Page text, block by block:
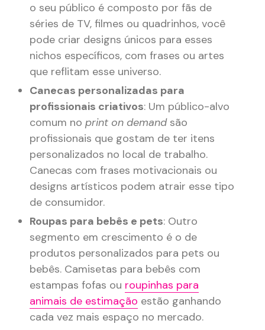
o seu público é composto por fãs de
séries de TV, filmes ou quadrinhos, você
pode criar designs únicos para esses
nichos específicos, com frases ou artes
que reflitam esse universo​.
Canecas personalizadas para
profissionais criativos: Um público-alvo
comum no print on demandsão
profissionais que gostam de ter itens
personalizados no local de trabalho.
Canecas com frases motivacionais ou
designs artísticos podem atrair esse tipo
de consumidor​.
Roupas para bebês e pets: Outro
segmento em crescimento é o de
produtos personalizados para pets ou
bebês. Camisetas para bebês com
estampas fofas ou roupinhas para
animais de estimação estão ganhando
cada vez mais espaço no mercado​.